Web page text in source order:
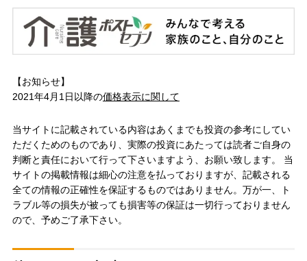
【お知らせ】
2021年4月1日以降の価格表示に関して
当サイトに記載されている内容はあくまでも投資の参考にしてい
ただくためのものであり、実際の投資にあたっては読者ご自身の
判断と責任において行って下さいますよう、お願い致します。 当
サイトの掲載情報は細心の注意を払っておりますが、記載される
全ての情報の正確性を保証するものではありません。万が一、ト
ラブル等の損失が被っても損害等の保証は一切行っておりません
ので、予めご了承下さい。